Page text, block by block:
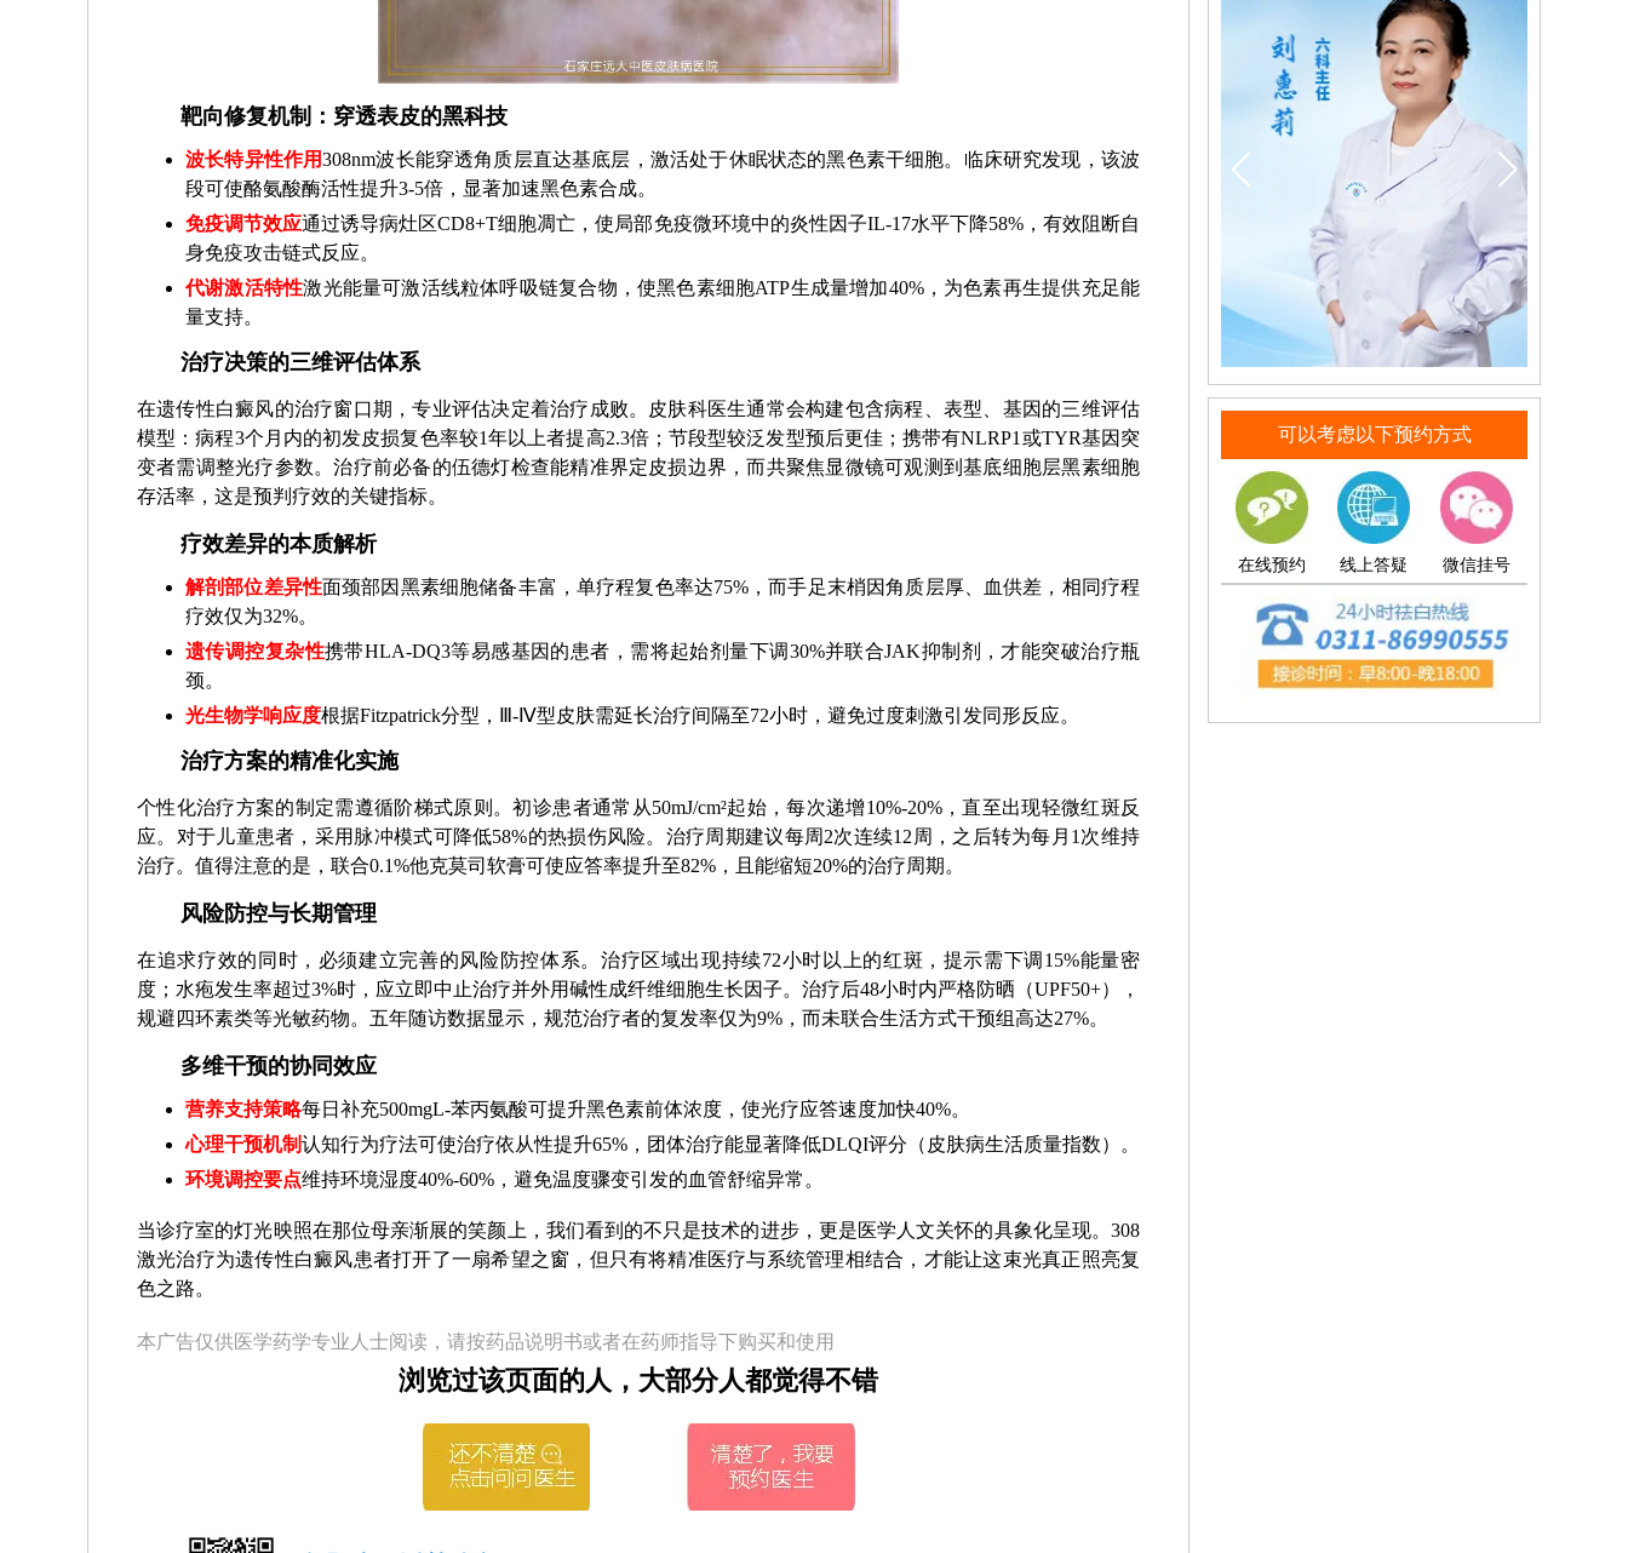
靶向修复机制：穿透表皮的黑科技
波长特异性作用308nm波长能穿透角质层直达基底层，激活处于休眠状态的黑色素干细胞。临床研究发现，该波
段可使酪氨酸酶活性提升3-5倍，显著加速黑色素合成。
免疫调节效应通过诱导病灶区CD8+T细胞凋亡，使局部免疫微环境中的炎性因子IL-17水平下降58%，有效阻断自
身免疫攻击链式反应。
代谢激活特性激光能量可激活线粒体呼吸链复合物，使黑色素细胞ATP生成量增加40%，为色素再生提供充足能
量支持。
治疗决策的三维评估体系
在遗传性白癜风的治疗窗口期，专业评估决定着治疗成败。皮肤科医生通常会构建包含病程、表型、基因的三维评估
模型：病程3个月内的初发皮损复色率较1年以上者提高2.3倍；节段型较泛发型预后更佳；携带有NLRP1或TYR基因突
变者需调整光疗参数。治疗前必备的伍德灯检查能精准界定皮损边界，而共聚焦显微镜可观测到基底细胞层黑素细胞
存活率，这是预判疗效的关键指标。
疗效差异的本质解析
解剖部位差异性面颈部因黑素细胞储备丰富，单疗程复色率达75%，而手足末梢因角质层厚、血供差，相同疗程
疗效仅为32%。
遗传调控复杂性携带HLA-DQ3等易感基因的患者，需将起始剂量下调30%并联合JAK抑制剂，才能突破治疗瓶
颈。
光生物学响应度根据Fitzpatrick分型，Ⅲ-Ⅳ型皮肤需延长治疗间隔至72小时，避免过度刺激引发同形反应。
治疗方案的精准化实施
个性化治疗方案的制定需遵循阶梯式原则。初诊患者通常从50mJ/cm²起始，每次递增10%-20%，直至出现轻微红斑反
应。对于儿童患者，采用脉冲模式可降低58%的热损伤风险。治疗周期建议每周2次连续12周，之后转为每月1次维持
治疗。值得注意的是，联合0.1%他克莫司软膏可使应答率提升至82%，且能缩短20%的治疗周期。
风险防控与长期管理
在追求疗效的同时，必须建立完善的风险防控体系。治疗区域出现持续72小时以上的红斑，提示需下调15%能量密
度；水疱发生率超过3%时，应立即中止治疗并外用碱性成纤维细胞生长因子。治疗后48小时内严格防晒（UPF50+），
规避四环素类等光敏药物。五年随访数据显示，规范治疗者的复发率仅为9%，而未联合生活方式干预组高达27%。
多维干预的协同效应
营养支持策略每日补充500mgL-苯丙氨酸可提升黑色素前体浓度，使光疗应答速度加快40%。
心理干预机制认知行为疗法可使治疗依从性提升65%，团体治疗能显著降低DLQI评分（皮肤病生活质量指数）。
环境调控要点维持环境湿度40%-60%，避免温度骤变引发的血管舒缩异常。
当诊疗室的灯光映照在那位母亲渐展的笑颜上，我们看到的不只是技术的进步，更是医学人文关怀的具象化呈现。308
激光治疗为遗传性白癜风患者打开了一扇希望之窗，但只有将精准医疗与系统管理相结合，才能让这束光真正照亮复
色之路。
本广告仅供医学药学专业人士阅读，请按药品说明书或者在药师指导下购买和使用
浏览过该页面的人，大部分人都觉得不错
可以考虑以下预约方式
在线预约 线上答疑 微信挂号